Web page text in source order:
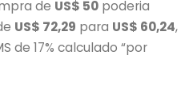
de US$ 50 poderia
US$ 72,29 para US$ 60,24,
de 17% calculado “por